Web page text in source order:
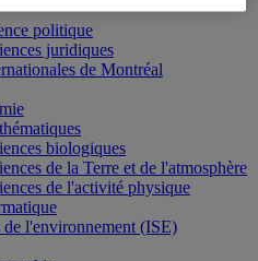
politique
juridiques
de Montréal
biologiques
de la Terre et de l'atmosphère
de l'activité physique
de l'environnement (ISE)